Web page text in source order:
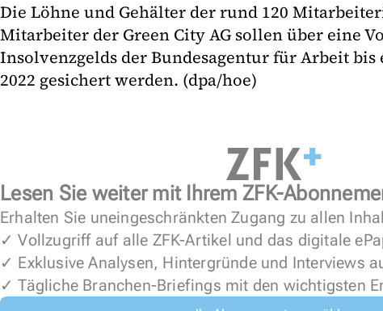
Die Löhne und Gehälter der rund 120
Mitarbeiter der Green City AG sollen über eine
Insolvenzgelds der Bundesagentur für Arbeit
2022 gesichert werden. (dpa/hoe)
Lesen Sie weiter mit Ihrem ZFK-
Erhalten Sie uneingeschränkten Zugang zu allen
✓ Vollzugriff auf alle ZFK-Artikel und das digitale
✓ Exklusive Analysen, Hintergründe und Interviews
✓ Tägliche Branchen-Briefings mit den wichtigsten